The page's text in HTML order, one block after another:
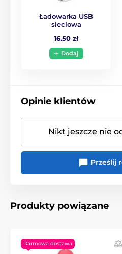
Ładowarka USB
sieciowa
16.50 zł
Dodaj
Opinie klientów
Nikt jeszcze nie
Prześlij
Produkty powiązane
Darmowa dostawa